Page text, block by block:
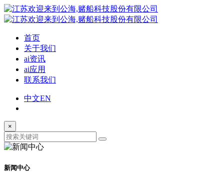
首页
关于我们
ai资讯
ai应用
联系我们
中文EN
×
新闻中心